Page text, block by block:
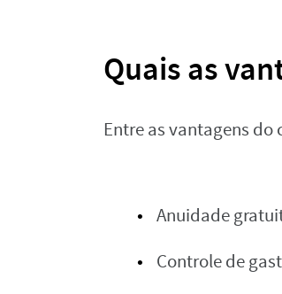
Quais as
Entre as vantagens do
Anuidade
Controle de